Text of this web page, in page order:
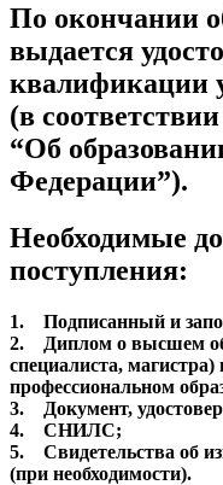
По окончании
выдается
квалификации
(в
“Об
Федерации”).
Необходимые
поступления:
1. Подписанный и
2. Диплом о высшем
специалиста,
профессиональном
3. Документ,
4. СНИЛС;
5. Свидетельства об
(при необходимости).